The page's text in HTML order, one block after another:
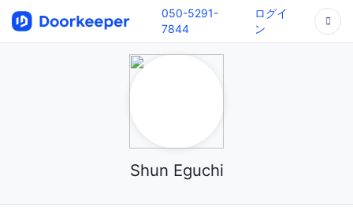
050-5291-
7844
ログイ
ン
Shun Eguchi